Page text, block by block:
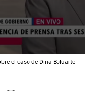
el caso de Dina Boluarte